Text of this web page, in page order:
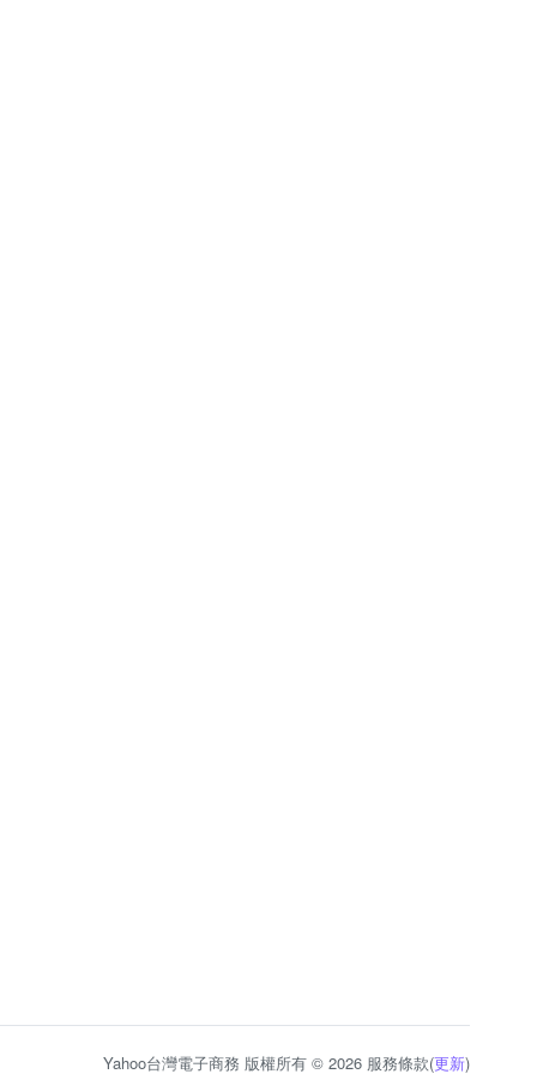
Yahoo台灣電子商務 版權所有 © 2026 服務條款(更新)